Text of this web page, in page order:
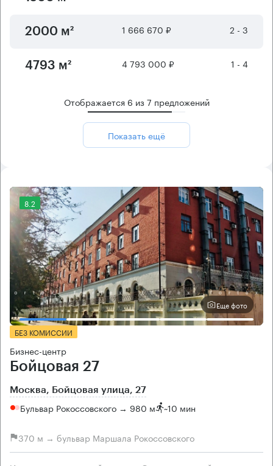
2000 м² 1 666 670 ₽ 2 - 3
4793 м² 4 793 000 ₽ 1 - 4
Отображается 6 из7 предложений
Показать ещё
8.2
Еще фото
БЕЗ КОМИССИИ
Бизнес-центр
Бойцовая 27
Москва, Бойцовая улица, 27
Бульвар Рокоссовского → 980 м ~10 мин
370 м → бульвар Маршала Рокоссовского